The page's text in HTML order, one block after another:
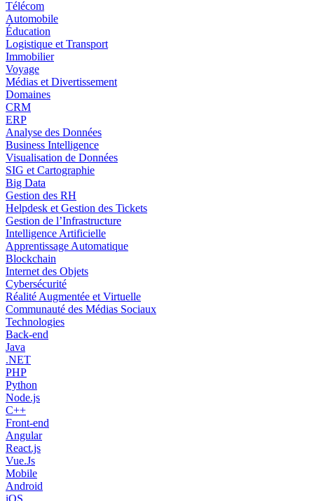
Télécom
Automobile
Éducation
Logistique et Transport
Immobilier
Voyage
Médias et Divertissement
Domaines
CRM
ERP
Analyse des Données
Business Intelligence
Visualisation de Données
SIG et Cartographie
Big Data
Gestion des RH
Helpdesk et Gestion des Tickets
Gestion de l’Infrastructure
Intelligence Artificielle
Apprentissage Automatique
Blockchain
Internet des Objets
Cybersécurité
Réalité Augmentée et Virtuelle
Communauté des Médias Sociaux
Technologies
Back-end
Java
.NET
PHP
Python
Node.js
C++
Front-end
Angular
React.js
Vue.Js
Mobile
Android
iOS